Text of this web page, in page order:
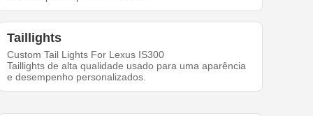
Taillights
Custom Tail Lights For Lexus IS300
Taillights de alta qualidade usado para uma aparência
e desempenho personalizados.